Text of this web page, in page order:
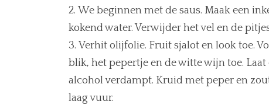
We beginnen met de saus. Maak een
kokend water. Verwijder het vel en de
Verhit olijfolie. Fruit sjalot en look toe.
blik, het pepertje en de witte wijn toe.
alcohol verdampt. Kruid met peper en
laag vuur.